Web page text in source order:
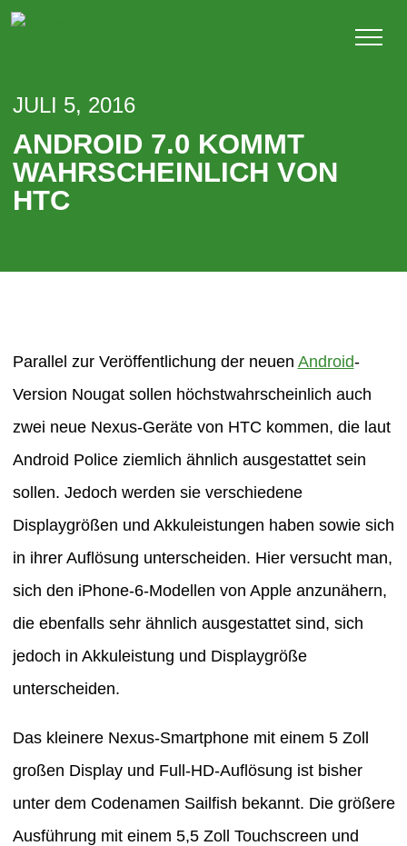
JULI 5, 2016
ANDROID 7.0 KOMMT
WAHRSCHEINLICH VON
HTC
Parallel zur Veröffentlichung der neuen Android-
Version Nougat sollen höchstwahrscheinlich auch
zwei neue Nexus-Geräte von HTC kommen, die laut
Android Police ziemlich ähnlich ausgestattet sein
sollen. Jedoch werden sie verschiedene
Displaygrößen und Akkuleistungen haben sowie sich
in ihrer Auflösung unterscheiden. Hier versucht man,
sich den iPhone-6-Modellen von Apple anzunähern,
die ebenfalls sehr ähnlich ausgestattet sind, sich
jedoch in Akkuleistung und Displaygröße
unterscheiden.
Das kleinere Nexus-Smartphone mit einem 5 Zoll
großen Display und Full-HD-Auflösung ist bisher
unter dem Codenamen Sailfish bekannt. Die größere
Ausführung mit einem 5,5 Zoll Touchscreen und